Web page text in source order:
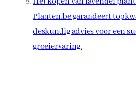
Planten.be garandeert
deskundig advies voor een
groeiervaring.